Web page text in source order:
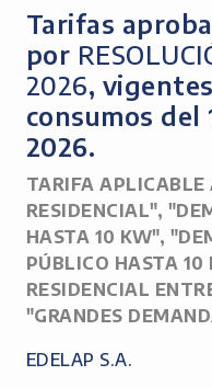
Tarifas
por
2026,
consumos del
2026.
TARIFA
RESIDENCIAL",
HASTA 10 KW",
PÚBLICO HASTA
RESIDENCIAL
"GRANDES
EDELAP S.A.